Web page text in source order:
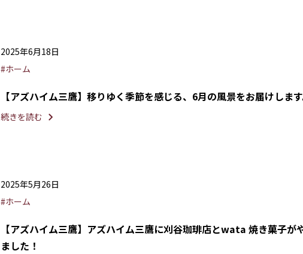
2025年6月18日
#ホーム
【アズハイム三鷹】移りゆく季節を感じる、6月の風景をお届けしま
続きを読む
2025年5月26日
#ホーム
【アズハイム三鷹】アズハイム三鷹に刈谷珈琲店とwata 焼き菓子が
ました！